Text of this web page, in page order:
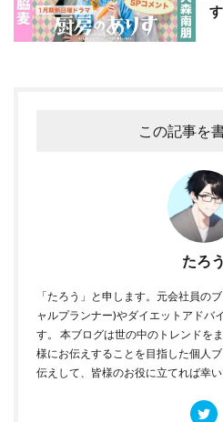
す
この記事を
たろう
「たろう」と申します。元会社員の
ャルプランナー)やダイエットアドバ
す。 本ブログは世の中のトレンドを
様にお伝えすることを目指した個人
伝えして、皆様のお役に立てれば幸い